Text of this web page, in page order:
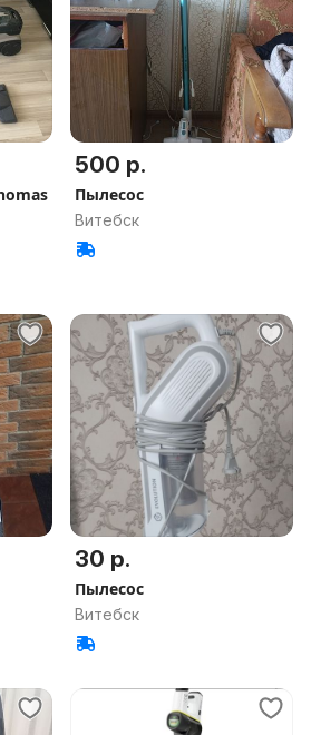
500 р.
Пылесос
Витебск
30 р.
Пылесос
Витебск